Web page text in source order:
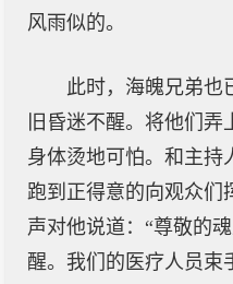
风雨似的。
此时，海魄兄弟也
旧昏迷不醒。将他们弄
身体烫地可怕。和主持
跑到正得意的向观众们
声对他说道：“尊敬的
醒。我们的医疗人员